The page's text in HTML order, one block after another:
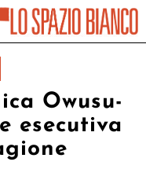
Owusu-
esecutiva